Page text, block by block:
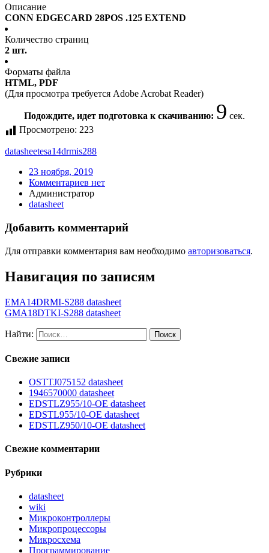
Описание
CONN EDGECARD 28POS .125 EXTEND
Количество страниц
2 шт.
Форматы файла
HTML, PDF
(Для просмотра требуется Adobe Acrobat Reader)
Подождите, идет подготовка к скачиванию: 9 сек.
Просмотрено: 223
datasheetesa14drmis288
23 ноября, 2019
Комментариев нет
Администратор
datasheet
Добавить комментарий
Для отправки комментария вам необходимо авторизоваться.
Навигация по записям
EMA14DRMI-S288 datasheet
GMA18DTKI-S288 datasheet
Найти:
Свежие записи
OSTTJ075152 datasheet
1946570000 datasheet
EDSTLZ955/10-OE datasheet
EDSTL955/10-OE datasheet
EDSTLZ950/10-OE datasheet
Свежие комментарии
Рубрики
datasheet
wiki
Микроконтроллеры
Микропроцессоры
Микросхема
Программирование